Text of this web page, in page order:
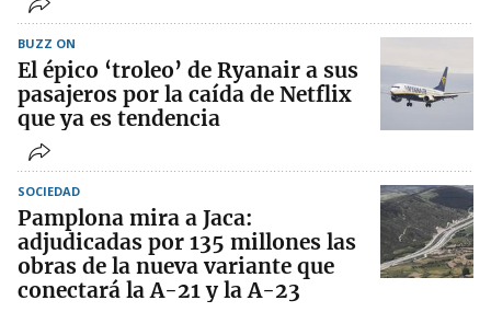
BUZZ ON
El épico ‘troleo’ de Ryanair a sus
pasajeros por la caída de Netflix
que ya es tendencia
SOCIEDAD
Pamplona mira a Jaca:
adjudicadas por 135 millones las
obras de la nueva variante que
conectará la A-21 y la A-23